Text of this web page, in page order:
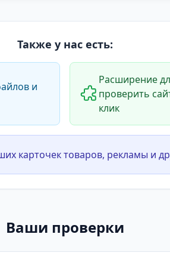
Также у нас есть:
и
Расширение
проверить
клик
карточек товаров, рекламы и
Ваши проверки